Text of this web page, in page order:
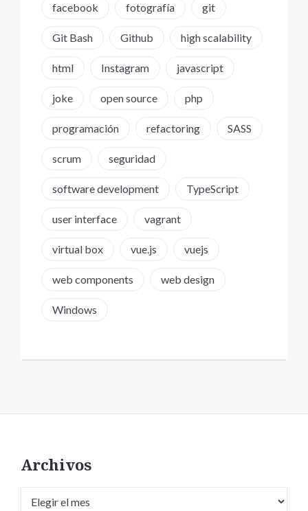
facebook fotografía git
Git Bash Github high scalability
html Instagram javascript
joke open source php
programación refactoring SASS
scrum seguridad
software development TypeScript
user interface vagrant
virtual box vue.js vuejs
web components web design
Windows
Archivos